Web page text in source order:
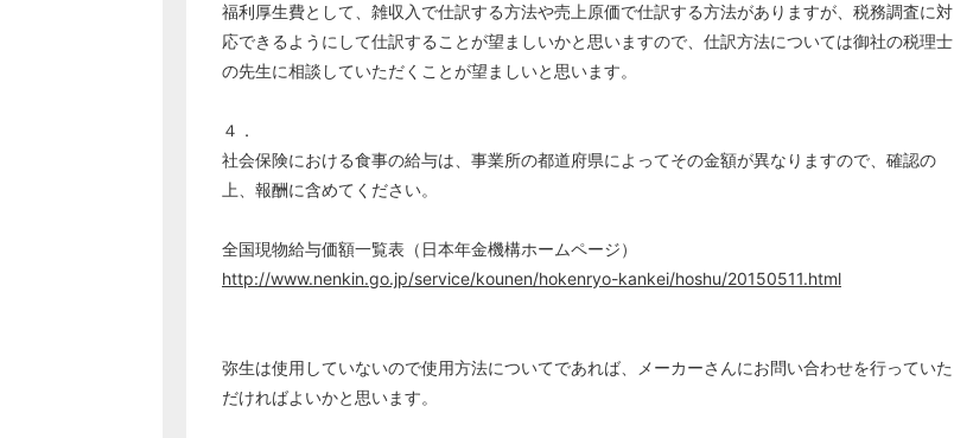
福利厚生費として、雑収入で仕訳する方法や売上原価で仕訳する方法がありますが、税務調査に対
応できるようにして仕訳することが望ましいかと思いますので、仕訳方法については御社の税理士
の先生に相談していただくことが望ましいと思います。
４．
社会保険における食事の給与は、事業所の都道府県によってその金額が異なりますので、確認の
上、報酬に含めてください。
全国現物給与価額一覧表（日本年金機構ホームページ）
http://www.nenkin.go.jp/service/kounen/hokenryo-kankei/hoshu/20150511.html
弥生は使用していないので使用方法についてであれば、メーカーさんにお問い合わせを行っていた
だければよいかと思います。
どのカテゴリーに投稿しますか？
選択してください
企業法務